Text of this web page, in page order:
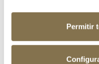
Permitir